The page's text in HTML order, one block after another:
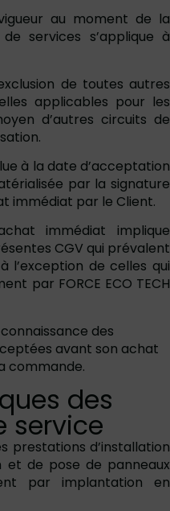
au moment de la
services s’applique à
de toutes autres
applicables pour les
d’autres circuits de
à la date d’acceptation
par la signature
immédiat par le Client.
immédiat implique
CGV qui prévalent
l’exception de celles qui
par FORCE ECO TECH
des
avant son achat
commande.
des
service
prestations d’installation
et de pose de panneaux
par implantation en